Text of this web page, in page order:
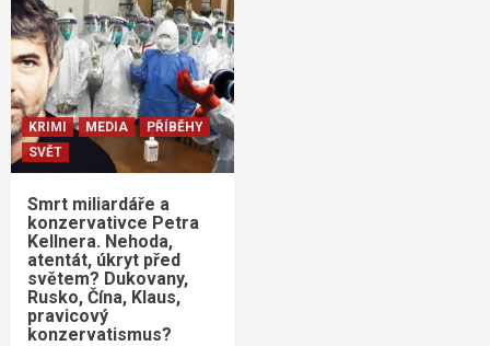
KRIMI MEDIA
PŘÍBĚHY
SVĚT
Smrt miliardáře a
konzervativce Petra
Kellnera. Nehoda,
atentát, úkryt před
světem? Dukovany,
Rusko, Čína, Klaus,
pravicový
konzervatismus?